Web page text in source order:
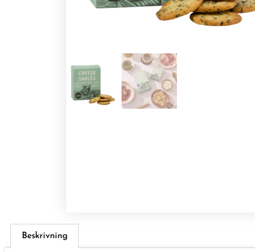
Beskrivning